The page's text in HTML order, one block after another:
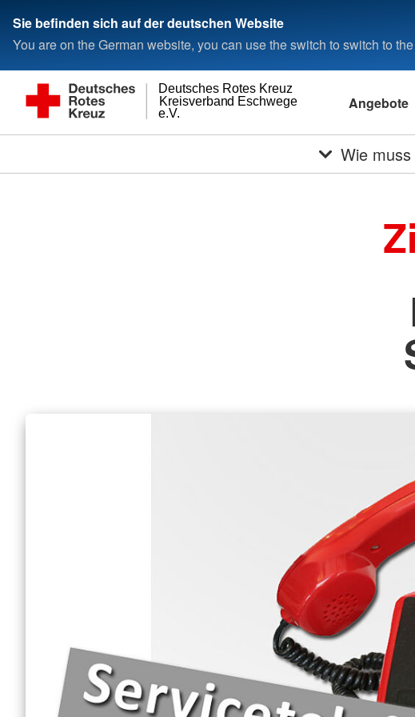
Sie befinden sich auf der deutschen Website
You are on the German website, you can use the switch to switch to
e.V.
Kreisverband Eschwege
Deutsches Rotes Kreuz
Angebote
Wie